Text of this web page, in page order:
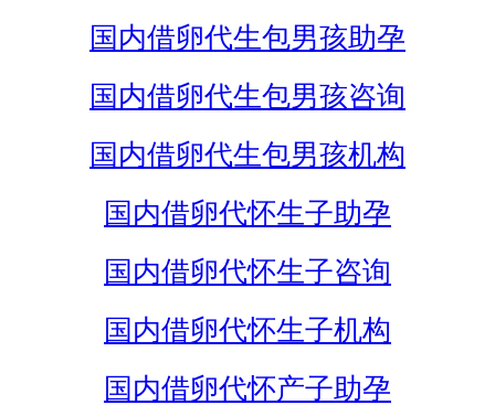
国内借卵代生包男孩助孕
国内借卵代生包男孩咨询
国内借卵代生包男孩机构
国内借卵代怀生子助孕
国内借卵代怀生子咨询
国内借卵代怀生子机构
国内借卵代怀产子助孕